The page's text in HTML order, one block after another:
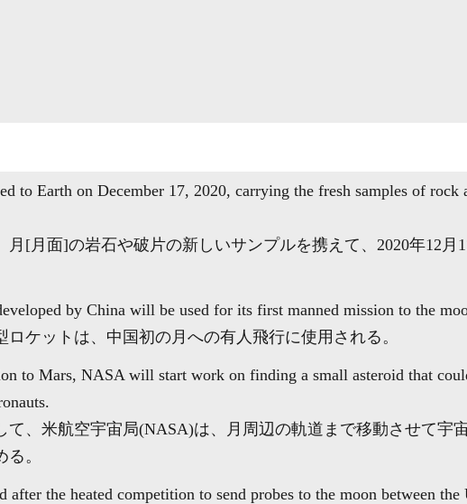
to Earth on December 17, 2020, carrying the fresh samples of rock
[月面]の岩石や破片の新しいサンプルを携えて、2020年12月
by China will be used for its first manned mission to the
ケットは、中国初の月への有人飛行に使用される。
to Mars, NASA will start work on finding a small asteroid that
て、米航空宇宙局(NASA)は、月周辺の軌道まで移動させて宇
。
after the heated competition to send probes to the moon between the